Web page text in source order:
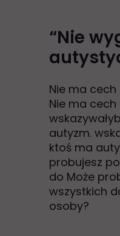
“Nie
Nie ma
Nie ma
autyzm.
ktoś ma
probujesz
do Może
wszystkich
osoby?